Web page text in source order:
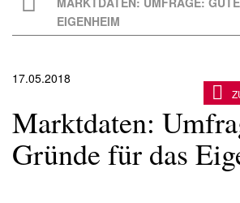
EIGENHEIM
17.05.2018
Marktdaten:
Gründe für das